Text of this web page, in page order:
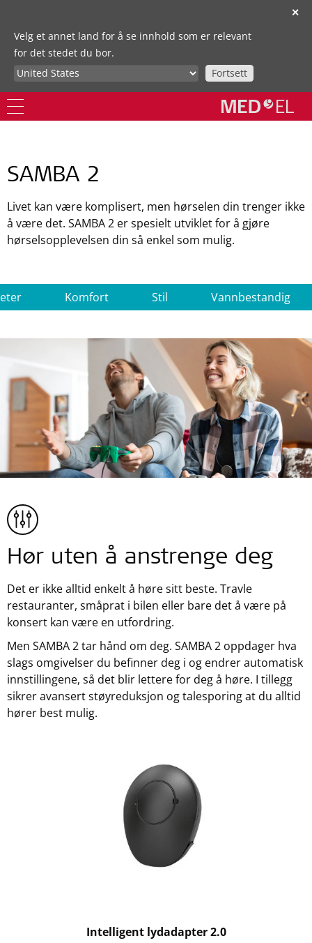
✕
Velg et annet land for å se innhold som er relevant
for det stedet du bor.
Fortsett
SAMBA 2
Livet kan være komplisert, men hørselen din trenger ikke
å være det. SAMBA 2 er spesielt utviklet for å gjøre
hørselsopplevelsen din så enkel som mulig.
Komfort Stil Vannbestandig
Hør uten å anstrenge deg
Det er ikke alltid enkelt å høre sitt beste. Travle
restauranter, småprat i bilen eller bare det å være på
konsert kan være en utfordring.
Men SAMBA 2 tar hånd om deg. SAMBA 2 oppdager hva
slags omgivelser du befinner deg i og endrer automatisk
innstillingene, så det blir lettere for deg å høre. I tillegg
sikrer avansert støyreduksjon og talesporing at du alltid
hører best mulig.
Intelligent lydadapter 2.0